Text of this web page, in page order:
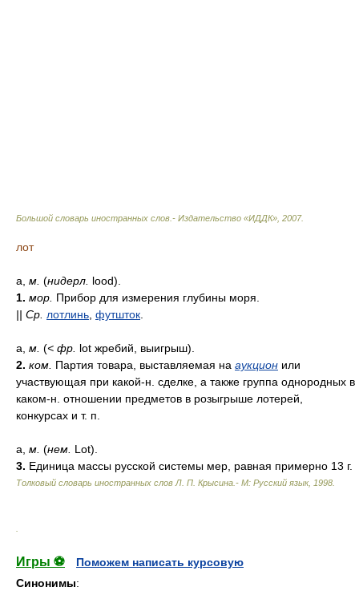
Большой словарь иностранных слов.- Издательство «ИДДК» 2007.
лот
а, м. (нидерл. lood).
1. мор. Прибор для измерения глубины моря.
|| Ср. лотлинь футшток
а, м. (< фр. lot жребий, выигрыш).
2. ком. Партия товара, выставляемая на аукцион или
участвующая при какой-н. сделке, а также группа однородных в
каком-н. отношении предметов в розыгрыше лотерей,
конкурсах и т. п.
а, м. (нем. Lot).
3. Единица массы русской системы мер, равная примерно 13 г.
Толковый словарь иностранных слов Л. П. Крысина.- М: Русский язык, 1998
Игры ⚽
Поможем написать курсовую
Синонимы: